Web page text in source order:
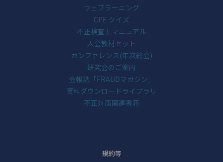
ウェブラーニング
CPE クイズ
不正検査士マニュアル
入会教材セット
カンファレンス(年次総会)
研究会のご案内
会報誌「FRAUDマガジン」
資料ダウンロードライブラリ
不正対策関連書籍
規約等